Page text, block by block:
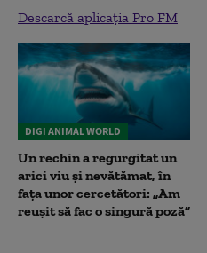
Descarcă aplicația Pro FM
DIGI ANIMAL WORLD
Un rechin a regurgitat un
arici viu și nevătămat, în
fața unor cercetători: „Am
reușit să fac o singură poză”